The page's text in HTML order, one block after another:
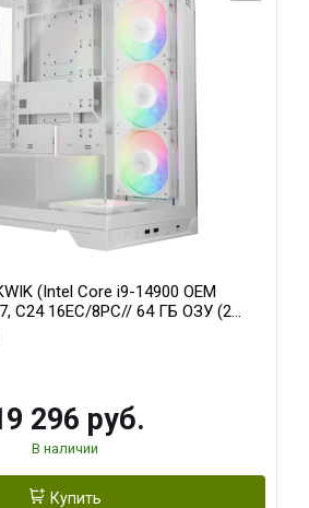
(Intel Core i9-14900 OEM
C24 16EC/8PC// 64 ГБ ОЗУ (2
XTREME WATERFORCE
296 руб.
В наличии
Купить